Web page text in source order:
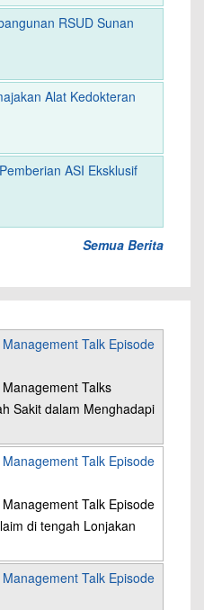
RSUD Sunan
Alat Kedokteran
ASI Eksklusif
Semua Berita
Talk Episode
Talks
Sakit dalam Menghadapi
Talk Episode
Talk Episode
di tengah Lonjakan
Talk Episode